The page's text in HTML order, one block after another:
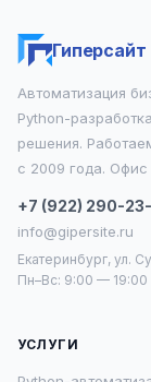
Гиперсайт
Автоматизация
Python-
решения.
с 2009 года. Офис
+7 (922) 290-
info@gipersite.ru
Екатеринбург, ул.
Пн–Вс: 9:00 — 19:00
УСЛУГИ